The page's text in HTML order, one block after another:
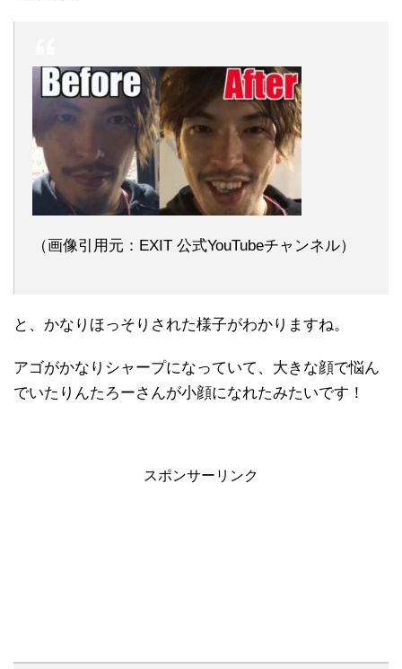
（画像引用元：EXIT 公式YouTubeチャンネル）
と、かなりほっそりされた様子がわかりますね。
アゴがかなりシャープになっていて、大きな顔で悩ん
でいたりんたろーさんが小顔になれたみたいです！
スポンサーリンク